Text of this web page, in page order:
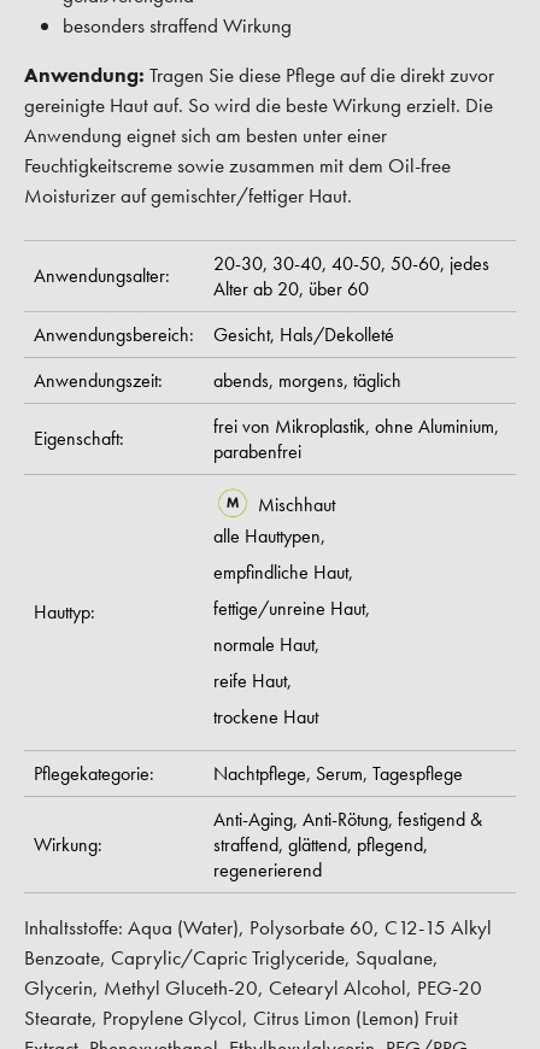
besonders straffend Wirkung
Anwendung: Tragen Sie diese Pflege auf die direkt zuvor
gereinigte Haut auf. So wird die beste Wirkung erzielt. Die
Anwendung eignet sich am besten unter einer
Feuchtigkeitscreme sowie zusammen mit dem Oil-free
Moisturizer auf gemischter/fettiger Haut.
Anwendungsalter: 20-30, 30-40, 40-50, 50-60, jedes
Alter ab 20, über 60
Anwendungsbereich:
Gesicht, Hals/Dekolleté
Anwendungszeit:
abends, morgens, täglich
Eigenschaft: frei von Mikroplastik, ohne Aluminium,
parabenfrei
Hauttyp:
Mischhaut
alle Hauttypen,
empfindliche Haut,
fettige/unreine Haut,
normale Haut,
reife Haut,
trockene Haut
Pflegekategorie: Nachtpflege, Serum, Tagespflege
Wirkung:
Anti-Aging, Anti-Rötung, festigend &
straffend, glättend, pflegend,
regenerierend
Inhaltsstoffe: Aqua (Water), Polysorbate 60, C12-15 Alkyl
Benzoate, Caprylic/Capric Triglyceride, Squalane,
Glycerin, Methyl Gluceth-20, Cetearyl Alcohol, PEG-20
Stearate, Propylene Glycol, Citrus Limon (Lemon) Fruit